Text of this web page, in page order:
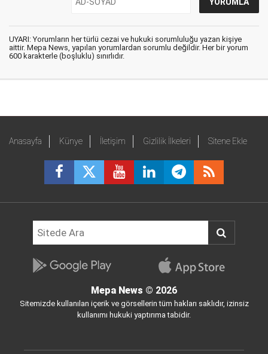
UYARI: Yorumların her türlü cezai ve hukuki sorumluluğu yazan kişiye
aittir. Mepa News, yapılan yorumlardan sorumlu değildir. Her bir yorum
600 karakterle (boşluklu) sınırlıdır.
Anasayfa Künye İletişim Gizlilik İlkeleri Sitene Ekle
Mepa News © 2026
Sitemizde kullanılan içerik ve görsellerin tüm hakları saklıdır, izinsiz
kullanımı hukuki yaptırıma tabidir.